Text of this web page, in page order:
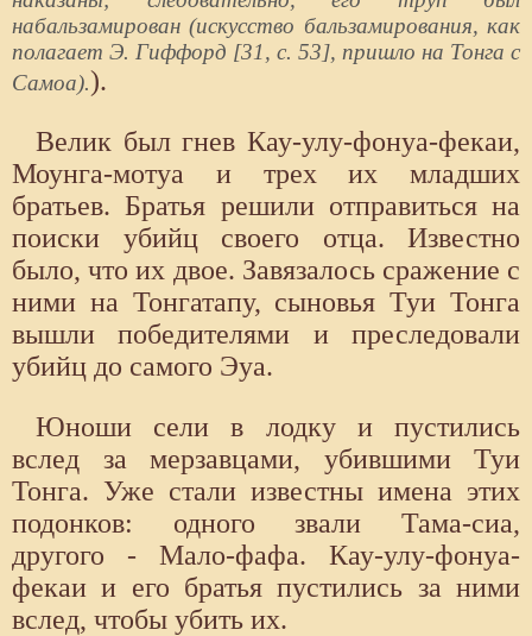
набальзамирован (искусство бальзамирования, как
полагает Э. Гиффорд [31, с. 53], пришло на Тонга с
Самоа).).
Велик был гнев Кау-улу-фонуа-фекаи,
Моунга-мотуа и трех их младших
братьев. Братья решили отправиться на
поиски убийц своего отца. Известно
было, что их двое. Завязалось сражение с
ними на Тонгатапу, сыновья Туи Тонга
вышли победителями и преследовали
убийц до самого Эуа.
Юноши сели в лодку и пустились
вслед за мерзавцами, убившими Туи
Тонга. Уже стали известны имена этих
подонков: одного звали Тама-сиа,
другого - Мало-фафа. Кау-улу-фонуа-
фекаи и его братья пустились за ними
вслед, чтобы убить их.